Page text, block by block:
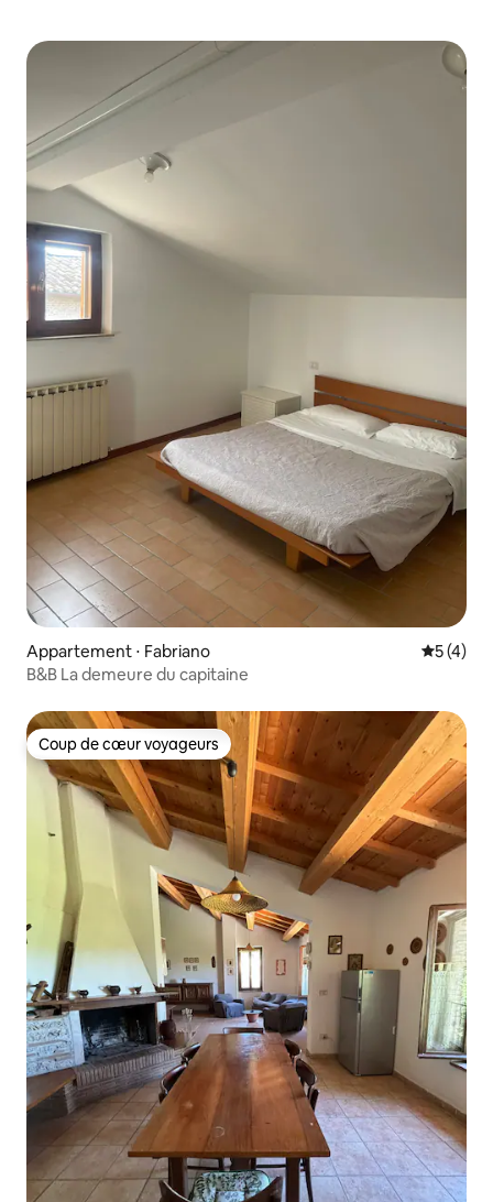
Appartement ⋅ Fabriano
5 (4)
B&B La demeure du capitaine
Coup de cœur voyageurs
Coup de cœur voyageurs